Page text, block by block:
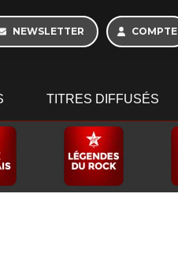
NEWSLETTER COMPTE
TITRES DIFFUSÉS